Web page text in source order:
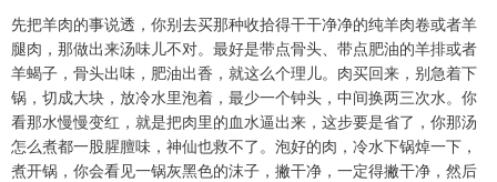
先把羊肉的事说透，你别去买那种收拾得干干净净的纯羊肉卷或者羊
腿肉，那做出来汤味儿不对。最好是带点骨头、带点肥油的羊排或者
羊蝎子，骨头出味，肥油出香，就这么个理儿。肉买回来，别急着下
锅，切成大块，放冷水里泡着，最少一个钟头，中间换两三次水。你
看那水慢慢变红，就是把肉里的血水逼出来，这步要是省了，你那汤
怎么煮都一股腥膻味，神仙也救不了。泡好的肉，冷水下锅焯一下，
煮开锅，你会看见一锅灰黑色的沫子，撇干净，一定得撇干净，然后